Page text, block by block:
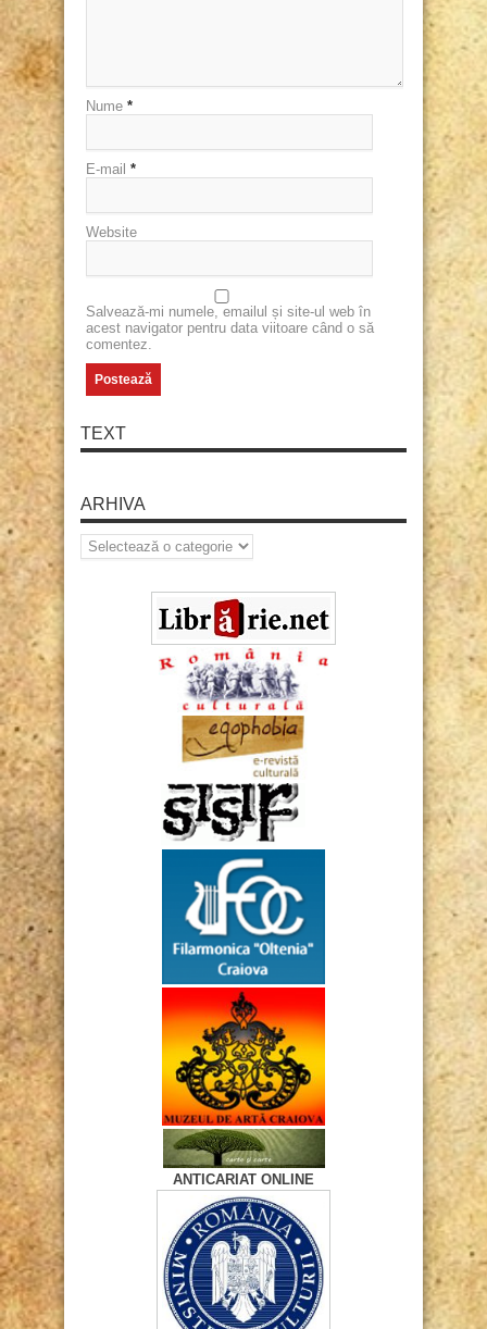
Nume *
E-mail *
Website
Salvează-mi numele, emailul și site-ul web în
acest navigator pentru data viitoare când o să
comentez.
TEXT
ARHIVA
Arhiva
ANTICARIAT ONLINE